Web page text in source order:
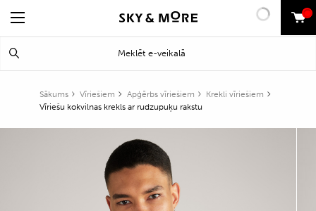
0
Sākums Vīriešiem Apģērbs vīriešiem
Krekli vīriešiem
Vīriešu kokvilnas krekls ar rudzupuķu rakstu